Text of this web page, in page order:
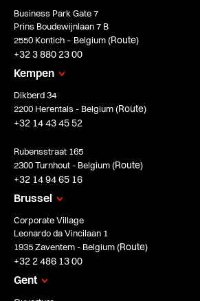
Business Park Gate 7
Prins Boudewijnlaan 7 B
2550 Kontich – Belgium (Route)
+32 3 880 23 00
Kempen
Dikberd 34
2200 Herentals - Belgium (Route)
+32 14 43 45 52
Rubensstraat 165
2300 Turnhout - Belgium (Route)
+32 14 94 65 16
Brussel
Corporate Village
Leonardo da Vincilaan 1
1935 Zaventem - Belgium (Route)
+32 2 486 13 00
Gent